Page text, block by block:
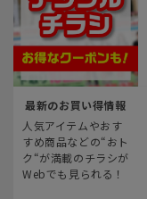
最新のお買い得情報
人気アイテムやおす
すめ商品などの“おト
ク“が満載のチラシが
Webでも見られる！